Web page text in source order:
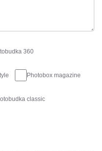
360
Photobox magazine
classic